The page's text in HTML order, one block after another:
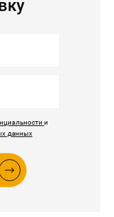
и
данных